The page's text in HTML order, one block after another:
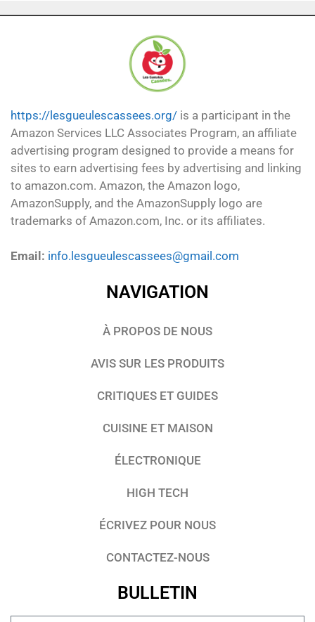
https://lesgueulescassees.org/ is a participant in the
Amazon Services LLC Associates Program, an affiliate
advertising program designed to provide a means for
sites to earn advertising fees by advertising and linking
to amazon.com. Amazon, the Amazon logo,
AmazonSupply, and the AmazonSupply logo are
trademarks of Amazon.com, Inc. or its affiliates.
Email: info.lesgueulescassees@gmail.com
NAVIGATION
À PROPOS DE NOUS
AVIS SUR LES PRODUITS
CRITIQUES ET GUIDES
CUISINE ET MAISON
ÉLECTRONIQUE
HIGH TECH
ÉCRIVEZ POUR NOUS
CONTACTEZ-NOUS
BULLETIN